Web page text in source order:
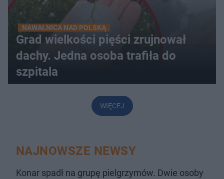
NAWAŁNICA NAD POLSKĄ
Grad wielkości pięści zrujnował
dachy. Jedna osoba trafiła do
szpitala
WIĘCEJ
NAJNOWSZE NEWSY
Konar spadł na grupę pielgrzymów. Dwie osoby